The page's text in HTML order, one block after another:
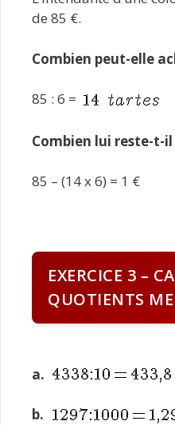
de 85 €.
Combien peut-elle
85 : 6 =
Combien lui reste-t-il
85 – (14 x 6) = 1 €
EXERCICE 3 –
QUOTIENTS
a.
b.